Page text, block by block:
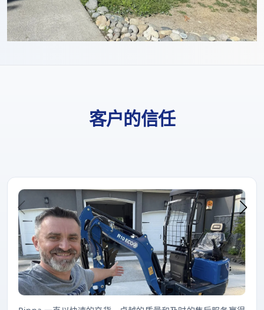
客户的信任
Rippa 一直以快速的交货、卓越的质量和及时的售后服务赢得
客户的信任。